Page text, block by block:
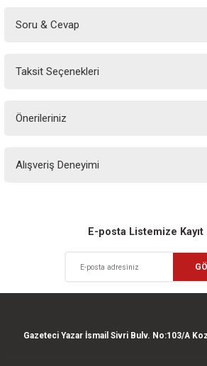
Soru & Cevap
Taksit Seçenekleri
Önerileriniz
yetersiz gördüğünüz noktaları öneri formunu
Ürün resmi kalitesiz, bozuk veya
Ürün açıklamasında eksik bilgiler bulunuyor.
Ürün bilgilerinde hatalar bulunuyor.
Ürün fiyatı diğer sitelerden daha pahalı.
Alışveriş Deneyimi
Deneyimini Paylaş
E-posta Listemize Kayıt
Gazeteci Yazar İsmail Sivri Bulv. No:103/A